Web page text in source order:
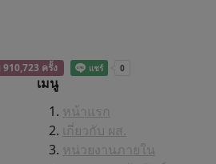
ครั้ง
เมนู
หน้าแรก
เกี่ยวกับ ผส.
หน่วยงานภายใน